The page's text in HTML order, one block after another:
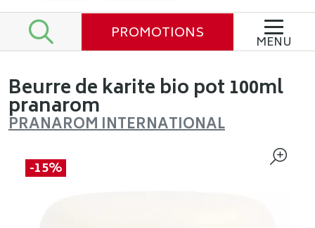
PROMOTIONS MENU
Beurre de karite bio pot 100ml
pranarom
PRANAROM INTERNATIONAL
-15%